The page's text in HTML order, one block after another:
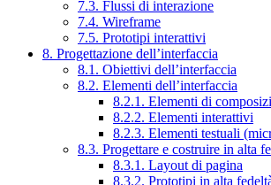
7.3. Flussi di interazione
7.4. Wireframe
7.5. Prototipi interattivi
8. Progettazione dell’interfaccia
8.1. Obiettivi dell’interfaccia
8.2. Elementi dell’interfaccia
8.2.1. Elementi di
8.2.2. Elementi interattivi
8.2.3. Elementi testuali
8.3. Progettare e costruire in alta
8.3.1. Layout di pagina
8.3.2. Prototipi in alta